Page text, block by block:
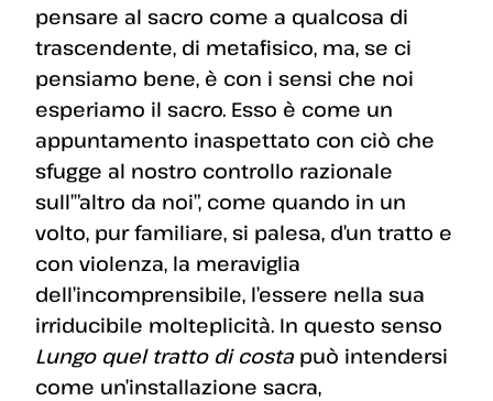
pensare al sacro come a qualcosa di
trascendente, di metafisico, ma, se ci
pensiamo bene, è con i sensi che noi
esperiamo il sacro. Esso è come un
appuntamento inaspettato con ciò che
sfugge al nostro controllo razionale
sull’”altro da noi”, come quando in un
volto, pur familiare, si palesa, d’un tratto e
con violenza, la meraviglia
dell’incomprensibile, l’essere nella sua
irriducibile molteplicità. In questo senso
Lungo quel tratto di costapuò intendersi
come un’installazione sacra,